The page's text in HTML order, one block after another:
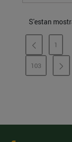
S'estan
1
PÀGINA
103